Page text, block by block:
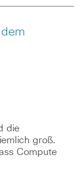
die
groß.
Compute